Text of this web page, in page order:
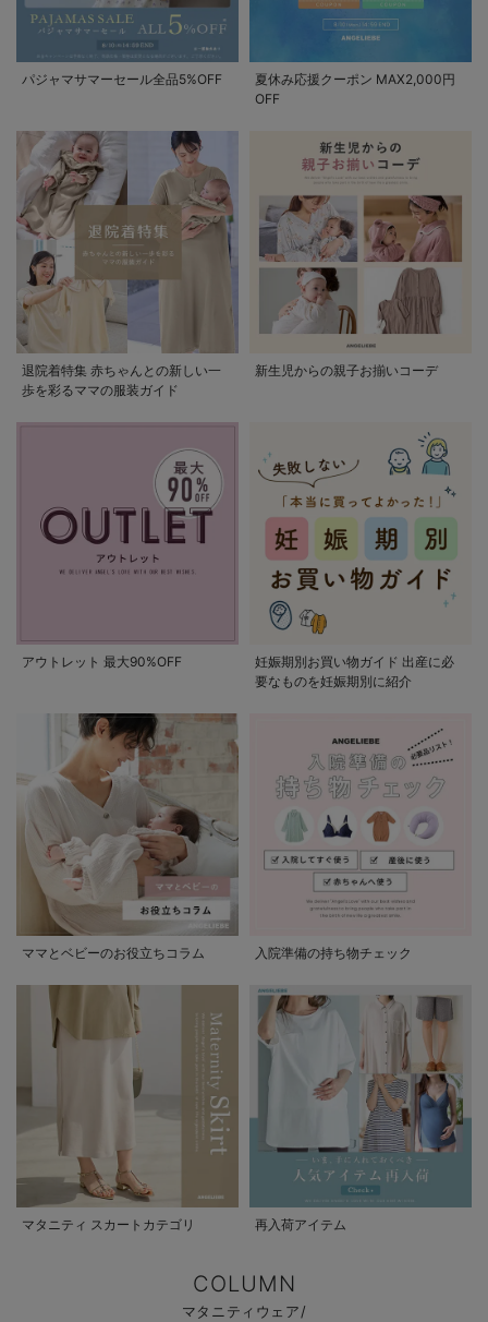
パジャマサマーセール全品5%OFF
夏休み応援クーポン MAX2,000円
OFF
退院着特集 赤ちゃんとの新しい一
歩を彩るママの服装ガイド
新生児からの親子お揃いコーデ
アウトレット 最大90%OFF
妊娠期別お買い物ガイド 出産に必
要なものを妊娠期別に紹介
ママとベビーのお役立ちコラム 入院準備の持ち物チェック
マタニティ スカートカテゴリ 再入荷アイテム
COLUMN
マタニティウェア/